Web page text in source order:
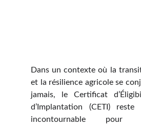
Dans un contexte où la
et la résilience agricole se
jamais, le Certificat
d’Implantation (CETI)
incontournable